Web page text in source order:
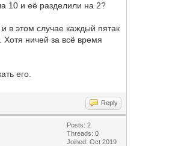
10 и её разделили на 2?
в этом случае каждый пятак
Хотя ничей за всё время
его.
Reply
Posts: 2
Threads: 0
Joined: Oct 2019